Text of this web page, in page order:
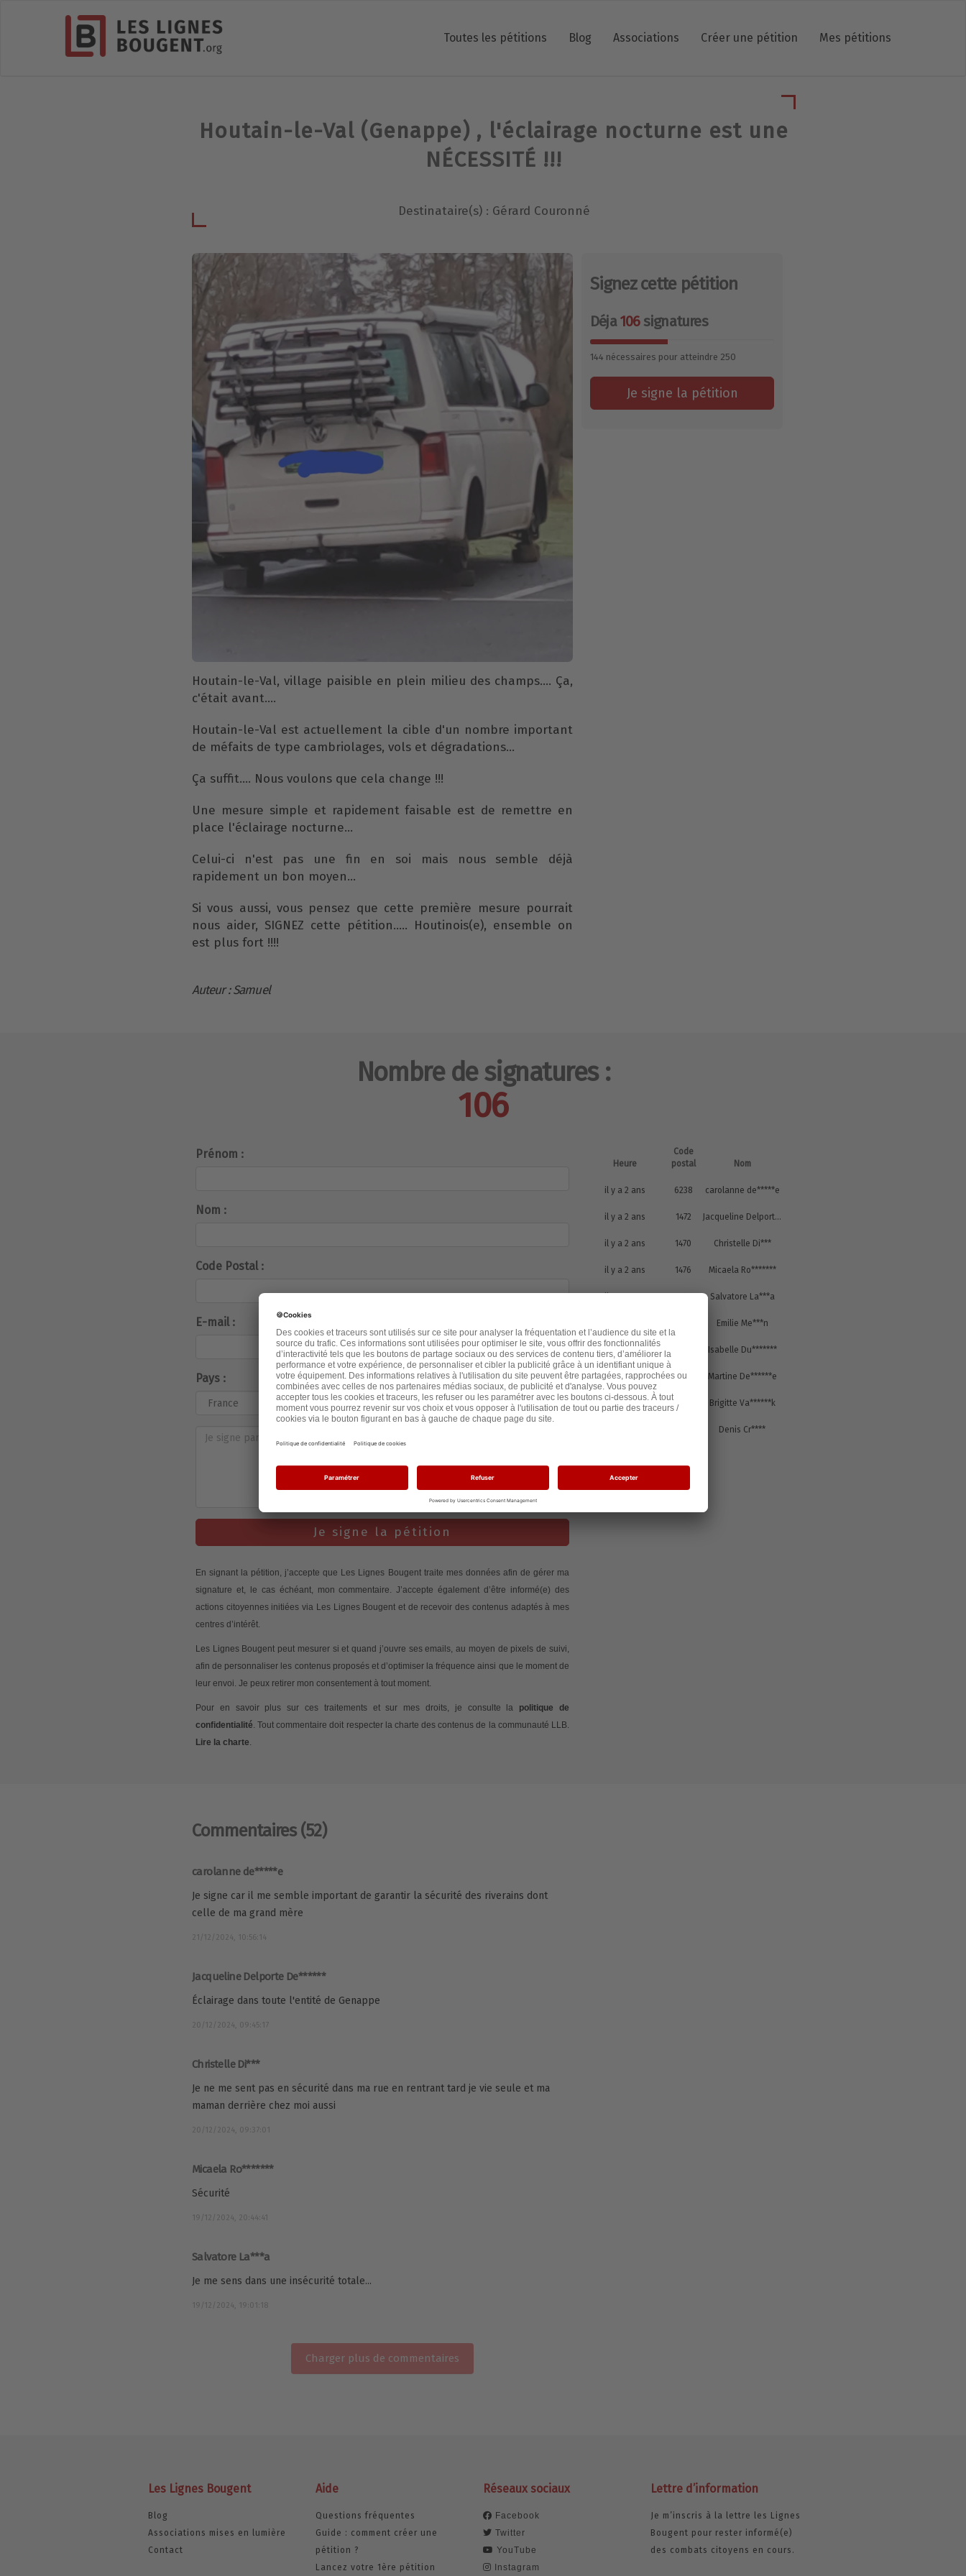
Toutes les pétitions Blog Associations Créer une pétition Mes pétitions
Houtain-le-Val (Genappe) , l'éclairage nocturne est une
NÉCESSITÉ !!!
Destinataire(s) : Gérard Couronné
Houtain-le-Val, village paisible en plein milieu des champs.... Ça,
c'était avant....
Houtain-le-Val est actuellement la cible d'un nombre important
de méfaits de type cambriolages, vols et dégradations...
Ça suffit.... Nous voulons que cela change !!!
Une mesure simple et rapidement faisable est de remettre en
place l'éclairage nocturne...
Celui-ci n'est pas une fin en soi mais nous semble déjà
rapidement un bon moyen...
Si vous aussi, vous pensez que cette première mesure pourrait
nous aider, SIGNEZ cette pétition..... Houtinois(e), ensemble on
est plus fort !!!!
Auteur : Samuel
Signez cette pétition
Déja106signatures
144 nécessaires pour atteindre 250
Je signe la pétition
Nombre de signatures :
106
Prénom :
Nom :
Code Postal :
E-mail :
Pays :
Je signe la pétition
En signant la pétition, j’accepte que Les Lignes Bougent traite mes données afin de gérer ma
signature et, le cas échéant, mon commentaire. J’accepte également d’être informé(e) des
actions citoyennes initiées via Les Lignes Bougent et de recevoir des contenus adaptés à mes
centres d’intérêt.
Les Lignes Bougent peut mesurer si et quand j’ouvre ses emails, au moyen de pixels de suivi,
afin de personnaliser les contenus proposés et d’optimiser la fréquence ainsi que le moment de
leur envoi. Je peux retirer mon consentement à tout moment.
Pour en savoir plus sur ces traitements et sur mes droits, je consulte la politique de
confidentialité. Tout commentaire doit respecter la charte des contenus de la communauté LLB.
Lire la charte.
Heure
Code
postal
Nom
il y a 2 ans 6238 carolanne de*****e
il y a 2 ans 1472 Jacqueline Delporte De******
il y a 2 ans 1470 Christelle Di***
il y a 2 ans 1476 Micaela Ro*******
Salvatore La***a
Emilie Me***n
il y a 2 ans Isabelle Du*******
il y a 2 ans 1476 Martine De******e
il y a 2 ans 1471 Brigitte Va******k
Denis Cr****
Commentaires (52)
carolanne de*****e
Je signe car il me semble important de garantir la sécurité des riverains dont
celle de ma grand mère
21/12/2024, 10:56:14
Jacqueline Delporte De******
Éclairage dans toute l'entité de Genappe
20/12/2024, 09:45:17
Christelle Di***
Je ne me sent pas en sécurité dans ma rue en rentrant tard je vie seule et ma
maman derrière chez moi aussi
20/12/2024, 09:37:01
Micaela Ro*******
Sécurité
19/12/2024, 20:44:41
Salvatore La***a
Je me sens dans une insécurité totale...
19/12/2024, 19:01:18
Charger plus de commentaires
Les Lignes Bougent
Blog
Associations mises en lumière
Contact
Aide
Questions fréquentes
Guide : comment créer une
pétition ?
Lancez votre 1ère pétition
Réseaux sociaux
Facebook
Twitter
YouTube
Instagram
Lettre d’information
Je m’inscris à la lettre les Lignes
Bougent pour rester informé(e)
des combats citoyens en cours.